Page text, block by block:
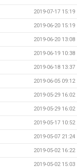
2019-07-17 15:19
2019-06-20 15:19
2019-06-20 13:08
2019-06-19 10:38
2019-06-18 13:37
2019-06-05 09:12
2019-05-29 16:02
2019-05-29 16:02
2019-05-17 10:52
2019-05-07 21:24
2019-05-02 16:22
2019-05-02 15:03